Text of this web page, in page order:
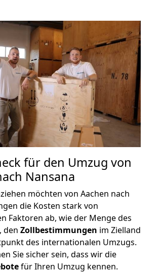
für den Umzug von
Nansana
möchten von Aachen nach
die Kosten stark von
Faktoren ab, wie der Menge des
den Zollbestimmungen im Zielland
des internationalen Umzugs.
Sie sicher sein, dass wir die
für Ihren Umzug kennen.